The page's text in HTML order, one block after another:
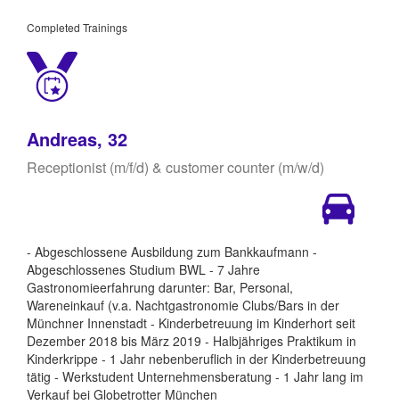
Completed Trainings
Andreas, 32
Receptionist (m/f/d) & customer counter (m/w/d)
- Abgeschlossene Ausbildung zum Bankkaufmann -
Abgeschlossenes Studium BWL - 7 Jahre
Gastronomieerfahrung darunter: Bar, Personal,
Wareneinkauf (v.a. Nachtgastronomie Clubs/Bars in der
Münchner Innenstadt - Kinderbetreuung im Kinderhort seit
Dezember 2018 bis März 2019 - Halbjähriges Praktikum in
Kinderkrippe - 1 Jahr nebenberuflich in der Kinderbetreuung
tätig - Werkstudent Unternehmensberatung - 1 Jahr lang im
Verkauf bei Globetrotter München